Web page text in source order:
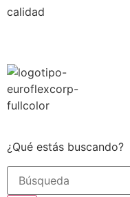
calidad
¿Qué estás buscando?